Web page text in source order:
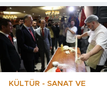
KÜLTÜR - SANAT VE